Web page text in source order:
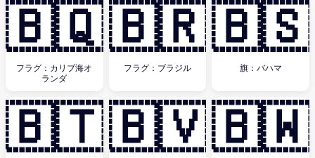
🇧🇶
フラグ：カリブ海オ
ランダ
🇧🇷
フラグ：ブラジル
🇧🇸
旗：バハマ
🇧🇹🇧🇻🇧🇼